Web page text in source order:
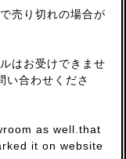
売り切れの場合が
はお受けできませ
い合わせくださ
as well.that
it on website